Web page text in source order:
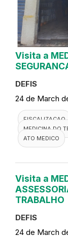
Visita a
DEFIS
24 de March
FISCALIZACAO
MEDICINA DO
ATO MEDICO
Visita a
TRABALHO
DEFIS
24 de March